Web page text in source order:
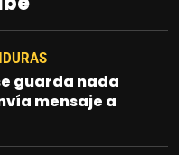
guarda nada
mensaje a